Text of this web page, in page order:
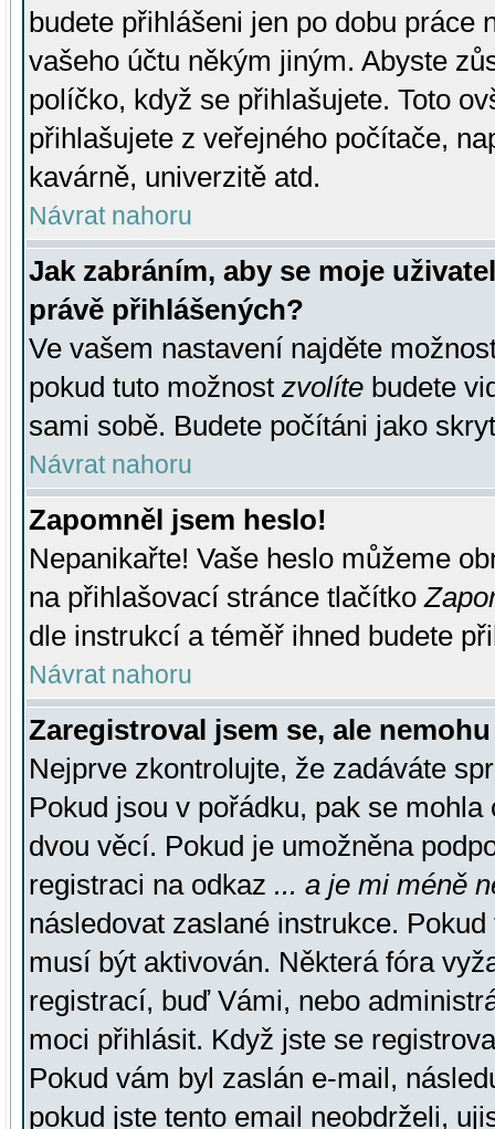
budete přihlášeni jen po dobu práce
vašeho účtu někým jiným. Abyste
políčko, když se přihlašujete. Toto
přihlašujete z veřejného počítače,
kavárně, univerzitě atd.
Návrat nahoru
Jak zabráním, aby se moje
právě přihlášených?
Ve vašem nastavení najděte
pokud tuto možnost zvolíte budete
sami sobě. Budete počítáni jako
Návrat nahoru
Zapomněl jsem heslo!
Nepanikařte! Vaše heslo můžeme
na přihlašovací stránce tlačítko
dle instrukcí a téměř ihned budete
Návrat nahoru
Zaregistroval jsem se, ale
Nejprve zkontrolujte, že zadáváte
Pokud jsou v pořádku, pak se
dvou věcí. Pokud je umožněna
registraci na odkaz ... a je mi méně
následovat zaslané instrukce.
musí být aktivován. Některá fóra
registrací, buď Vámi, nebo
moci přihlásit. Když jste se
Pokud vám byl zaslán e-mail,
pokud jste tento email neobdrželi,